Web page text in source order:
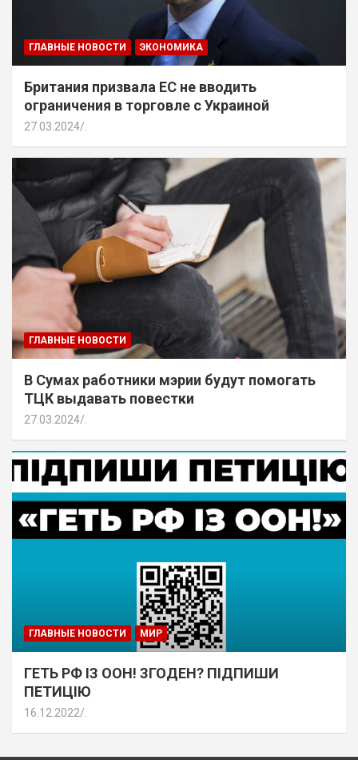
ГЛАВНЫЕ НОВОСТИ ЭКОНОМИКА
Британия призвала ЕС не вводить
ограничения в торговле с Украиной
27.03.2024
ГЛАВНЫЕ НОВОСТИ
В Сумах работники мэрии будут помогать
ТЦК выдавать повестки
27.03.2024
ГЛАВНЫЕ НОВОСТИ МИР
ГЕТЬ РФ ІЗ ООН! ЗГОДЕН? ПІДПИШИ
ПЕТИЦІЮ
16.12.2022